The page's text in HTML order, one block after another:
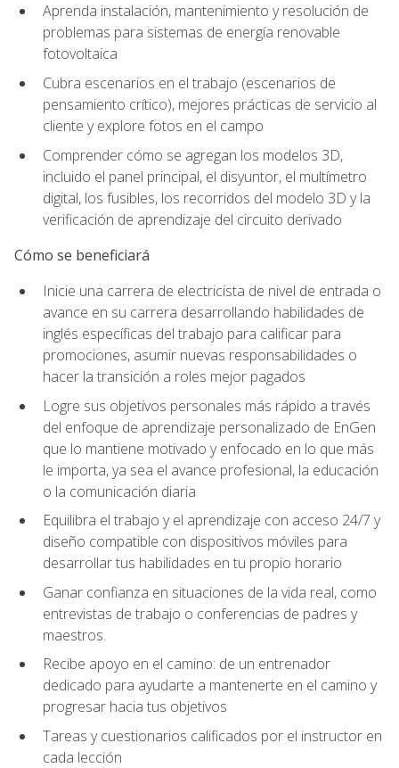
Aprenda instalación, mantenimiento y resolución de
problemas para sistemas de energía renovable
fotovoltaica
Cubra escenarios en el trabajo (escenarios de
pensamiento crítico), mejores prácticas de servicio al
cliente y explore fotos en el campo
Comprender cómo se agregan los modelos 3D,
incluido el panel principal, el disyuntor, el multímetro
digital, los fusibles, los recorridos del modelo 3D y la
verificación de aprendizaje del circuito derivado
Cómo se beneficiará
Inicie una carrera de electricista de nivel de entrada o
avance en su carrera desarrollando habilidades de
inglés específicas del trabajo para calificar para
promociones, asumir nuevas responsabilidades o
hacer la transición a roles mejor pagados
Logre sus objetivos personales más rápido a través
del enfoque de aprendizaje personalizado de EnGen
que lo mantiene motivado y enfocado en lo que más
le importa, ya sea el avance profesional, la educación
o la comunicación diaria
Equilibra el trabajo y el aprendizaje con acceso 24/7 y
diseño compatible con dispositivos móviles para
desarrollar tus habilidades en tu propio horario
Ganar confianza en situaciones de la vida real, como
entrevistas de trabajo o conferencias de padres y
maestros.
Recibe apoyo en el camino: de un entrenador
dedicado para ayudarte a mantenerte en el camino y
progresar hacia tus objetivos
Tareas y cuestionarios calificados por el instructor en
cada lección